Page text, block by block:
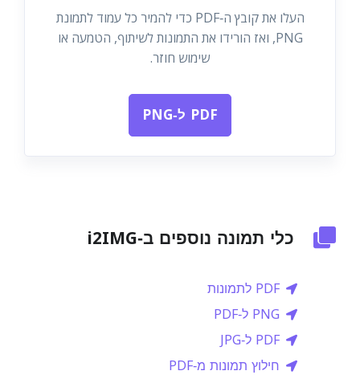
העלו את קובץ ה‑PDF כדי להמיר כל עמוד לתמונת
PNG, ואז הורידו את התמונות לשיתוף, הטמעה או
שימוש חוזר.
PDF ל‑PNG
כלי תמונה נוספים ב‑i2IMG
PDF לתמונות
PNG ל‑PDF
PDF ל‑JPG
חילוץ תמונות מ‑PDF